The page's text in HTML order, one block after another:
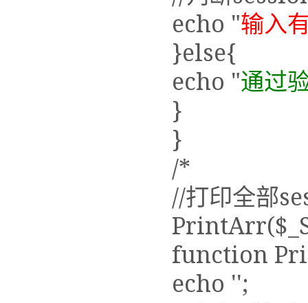
状态：";
//判断
echo "
}else{
echo "
}
}
/*
//打印全部